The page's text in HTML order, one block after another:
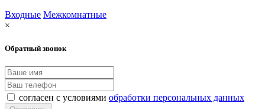
Входные Межкомнатные
×
Обратный звонок
согласен с условиями обработки персональных данных